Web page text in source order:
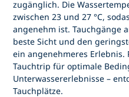
zugänglich. Die
zwischen 23 und 27 °C,
angenehm ist. Tauchgänge
beste Sicht und den
ein angenehmeres Erlebnis.
Tauchtrip für optimale
Unterwassererlebnisse –
Tauchplätze.